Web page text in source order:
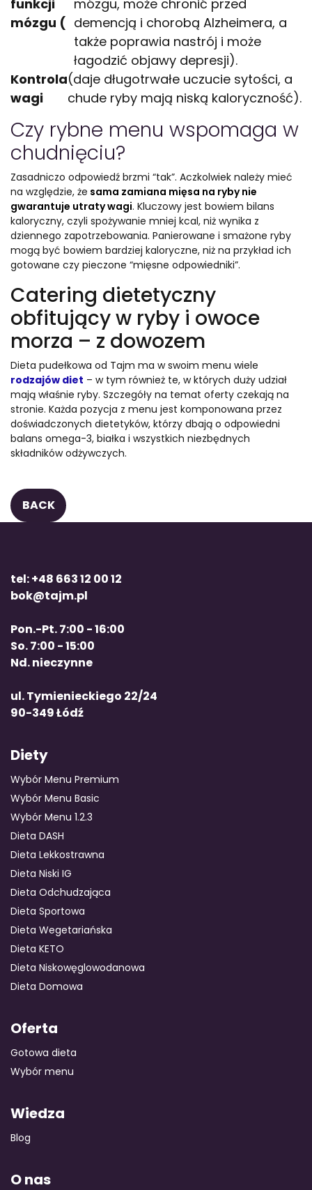
funkcji
mózgu (
mózgu, może chronić przed
demencją i chorobą Alzheimera, a
także poprawia nastrój i może
łagodzić objawy depresji).
Kontrola
wagi
(daje długotrwałe uczucie sytości, a
chude ryby mają niską kaloryczność).
Czy rybne menu wspomaga w
chudnięciu?
Zasadniczo odpowiedź brzmi “tak”. Aczkolwiek należy mieć
na względzie, że sama zamiana mięsa na ryby nie
gwarantuje utraty wagi. Kluczowy jest bowiem bilans
kaloryczny, czyli spożywanie mniej kcal, niż wynika z
dziennego zapotrzebowania. Panierowane i smażone ryby
mogą być bowiem bardziej kaloryczne, niż na przykład ich
gotowane czy pieczone “mięsne odpowiedniki”.
Catering dietetyczny
obfitujący w ryby i owoce
morza – z dowozem
Dieta pudełkowa od Tajm ma w swoim menu wiele
rodzajów diet – w tym również te, w których duży udział
mają właśnie ryby. Szczegóły na temat oferty czekają na
stronie. Każda pozycja z menu jest komponowana przez
doświadczonych dietetyków, którzy dbają o odpowiedni
balans omega-3, białka i wszystkich niezbędnych
składników odżywczych.
BACK
tel: +48 663 12 00 12
bok@tajm.pl
Pon.-Pt. 7:00 - 16:00
So. 7:00 - 15:00
Nd. nieczynne
ul. Tymienieckiego 22/24
90-349 Łódź
Diety
Wybór Menu Premium
Wybór Menu Basic
Wybór Menu 1.2.3
Dieta DASH
Dieta Lekkostrawna
Dieta Niski IG
Dieta Odchudzająca
Dieta Sportowa
Dieta Wegetariańska
Dieta KETO
Dieta Niskowęglowodanowa
Dieta Domowa
Oferta
Gotowa dieta
Wybór menu
Wiedza
Blog
O nas